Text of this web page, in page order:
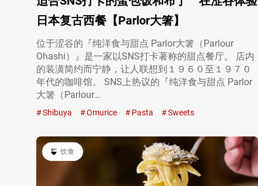
日本复古西餐【Parlor大箸】
位于涩谷的『纯洋食与甜点 Parlor大箸（Parlour
Ohashi）』是一家以SNS打卡著称的甜点餐厅。 店内
的装潢简约而宁静，让人联想到１９６０至１９７０
年代的咖啡馆。 SNS上热议的『纯洋食与甜点 Parlor
大箸（Parlour…
Shibuya Omurice Pasta Sweets
饮食